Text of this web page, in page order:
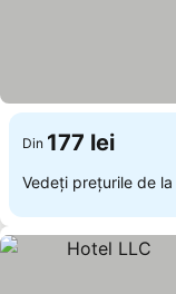
Din 177 lei
Vedeți prețurile de la